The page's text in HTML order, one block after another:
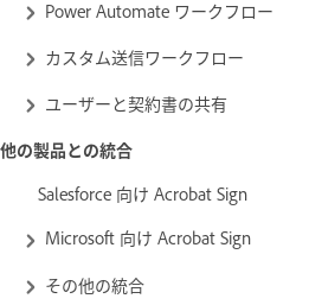
Power Automate ワークフロー
カスタム送信ワークフロー
ユーザーと契約書の共有
他の製品との統合
Salesforce 向け Acrobat Sign
Microsoft 向け Acrobat Sign
その他の統合